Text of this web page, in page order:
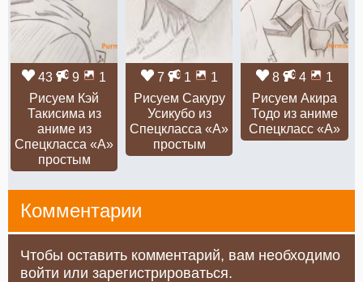
43 9
1
Рисуем Кэй
Такисима из
аниме из
Спецкласса «А»
простым
7 1
1
Рисуем Сакуру
Усикубо из
Спецкласса «А»
простым
8 4
1
Рисуем Акира
Тодо из аниме
Спецкласс «А»
Комментарии
Чтобы оставить комментарий, вам необходимо
войти или зарегистрироваться.